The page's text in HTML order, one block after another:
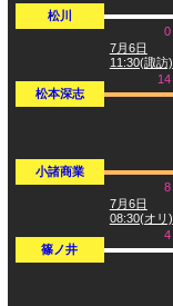
松川
松本深志
小諸商業
篠ノ井
7月6日
11:30(諏訪)
0
14
7月6日
08:30(オリ)
8
4